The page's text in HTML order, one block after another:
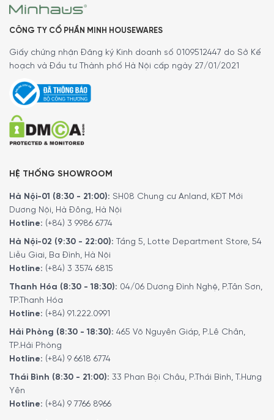
trọng thấp – waterPerfect Plus
Máy giặt sử dụng thông tin từ Cảm biến lưu lượng và Cảm
thống và áp suất nước trong lồng giặt. Sau đó, hệ thống
sẽ tự động xác định kích thước của đồ giặt. Dựa trên điều
này, lượng nước tối ưu cho kết quả làm sạch tốt nhất với
lượng nước tiêu thụ thấp nhất được xác định.
cao iQdrive
Bộ phận quan trọng bậc nhất của máy giặt chính là hệ
thống truyền động, máy giặt Siemens iQ800 WM14VE94
được trang bị công nghệ động cơ iQdrive. Công nghệ
nam châm cải tiến giúp động cơ hoạt động yên tĩnh, siêu
hiệu quả – các cảm biến thông minh tương tác với nhau
trong tất cả các bước của chương trình giặt, tối ưu hóa
hiệu suất của máy giặt của bạn với ít tiếng ồn nhất có
CÔNG TY CỔ PHẦN MINH HOUSEWARES
Giấy chứng nhận Đăng ký Kinh doanh số 0109512447 do Sở Kế
hoạch và Đầu tư Thành phố Hà Nội cấp ngày 27/01/2021
HỆ THỐNG SHOWROOM
Hà Nội-01 (8:30 - 21:00): SH08 Chung cư Anland, KĐT Mới
Dương Nội, Hà Đông, Hà Nội
Hotline: (+84) 3 9986 6774
Hà Nội-02 (9:30 - 22:00): Tầng 5, Lotte Department Store, 54
Liễu Giai, Ba Đình, Hà Nội
Hotline: (+84) 3 3574 6815
Thanh Hóa (8:30 - 18:30): 04/06 Dương Đình Nghệ, P.Tân Sơn,
TP.Thanh Hóa
Hotline: (+84) 91.222.0991
Hải Phòng (8:30 - 18:30): 465 Võ Nguyên Giáp, P.Lê Chân,
TP.Hải Phòng
Hotline: (+84) 9 6618 6774
Thái Bình (8:30 - 21:00): 33 Phan Bội Châu, P.Thái Bình, T.Hưng
Yên
Hotline: (+84) 9 7766 8966